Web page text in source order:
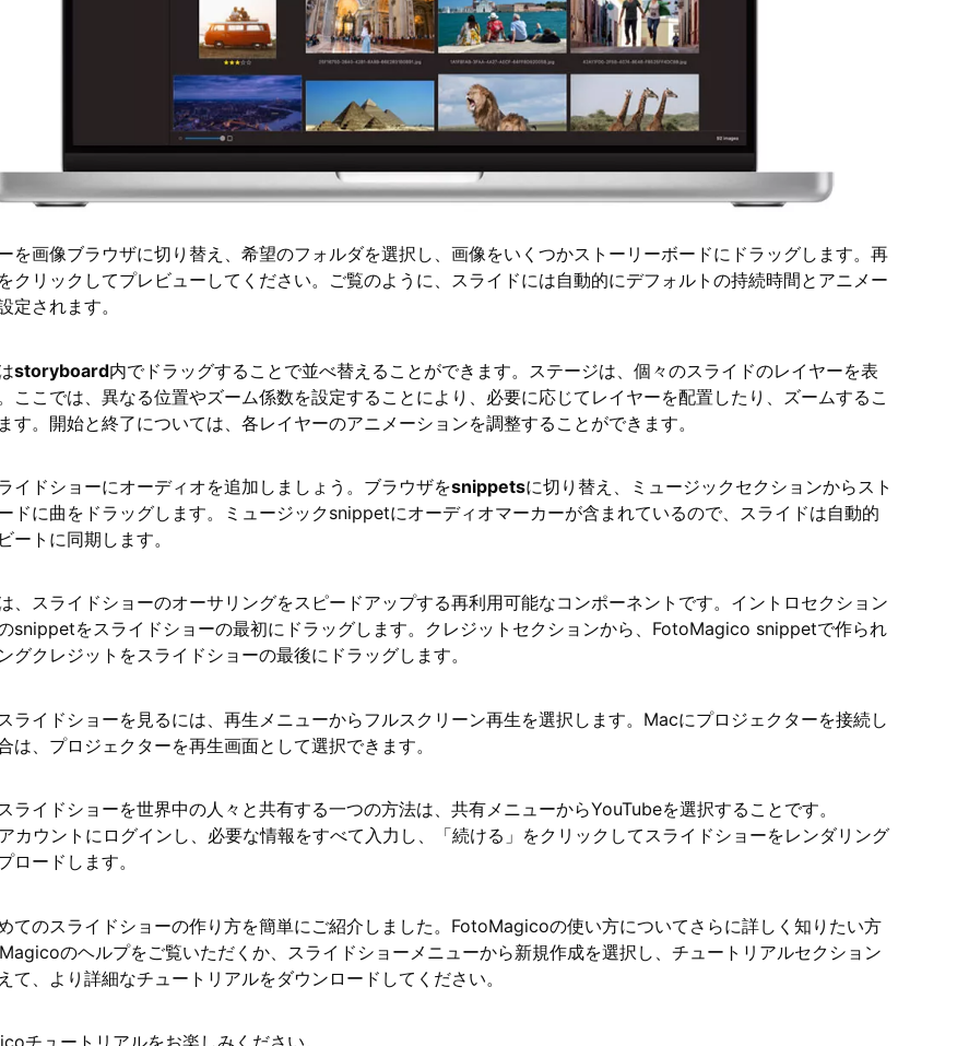
を画像ブラウザに切り替え、希望のフォルダを選択し、画像をいくつかストーリーボードにドラッグします。再
クリックしてプレビューしてください。ご覧のように、スライドには自動的にデフォルトの持続時間とアニメー
定されます。
storyboard内でドラッグすることで並べ替えることができます。ステージは、個々のスライドのレイヤーを表
ここでは、異なる位置やズーム係数を設定することにより、必要に応じてレイヤーを配置したり、ズームするこ
す。開始と終了については、各レイヤーのアニメーションを調整することができます。
イドショーにオーディオを追加しましょう。ブラウザをsnippetsに切り替え、ミュージックセクションからスト
ドに曲をドラッグします。ミュージックsnippetにオーディオマーカーが含まれているので、スライドは自動的
ートに同期します。
、スライドショーのオーサリングをスピードアップする再利用可能なコンポーネントです。イントロセクション
snippetをスライドショーの最初にドラッグします。クレジットセクションから、FotoMagico snippetで作られ
グクレジットをスライドショーの最後にドラッグします。
ライドショーを見るには、再生メニューからフルスクリーン再生を選択します。Macにプロジェクターを接続し
は、プロジェクターを再生画面として選択できます。
ライドショーを世界中の人々と共有する一つの方法は、共有メニューからYouTubeを選択することです。
カウントにログインし、必要な情報をすべて入力し、「続ける」をクリックしてスライドショーをレンダリング
ロードします。
てのスライドショーの作り方を簡単にご紹介しました。FotoMagicoの使い方についてさらに詳しく知りたい方
のヘルプをご覧いただくか、スライドショーメニューから新規作成を選択し、チュートリアルセクション
て、より詳細なチュートリアルをダウンロードしてください。
チュートリアルをお楽しみください。